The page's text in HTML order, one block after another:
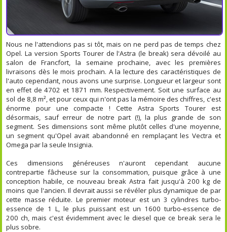
Nous ne l'attendions pas si tôt, mais on ne perd pas de temps chez
Opel. La version Sports Tourer de l'Astra (le break) sera dévoilé au
salon de Francfort, la semaine prochaine, avec les premières
livraisons dès le mois prochain. A la lecture des caractéristiques de
l'auto cependant, nous avons une surprise. Longueur et largeur sont
en effet de 4702 et 1871 mm. Respectivement. Soit une surface au
sol de 8,8 m², et pour ceux qui n'ont pas la mémoire des chiffres, c'est
énorme pour une compacte ! Cette Astra Sports Tourer est
désormais, sauf erreur de notre part (!), la plus grande de son
segment. Ses dimensions sont même plutôt celles d'une moyenne,
un segment qu'Opel avait abandonné en remplaçant les Vectra et
Omega par la seule Insignia.
Ces dimensions généreuses n'auront cependant aucune
contrepartie fâcheuse sur la consommation, puisque grâce à une
conception habile, ce nouveau break Astra fait jusqu'à 200 kg de
moins que l'ancien. Il devrait aussi se révéler plus dynamique de par
cette masse réduite. Le premier moteur est un 3 cylindres turbo-
essence de 1 L, le plus puissant est un 1600 turbo-essence de
200 ch, mais c'est évidemment avec le diesel que ce break sera le
plus sobre.